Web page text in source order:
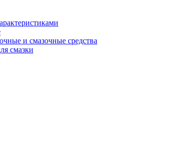
и смазочные средства
смазки